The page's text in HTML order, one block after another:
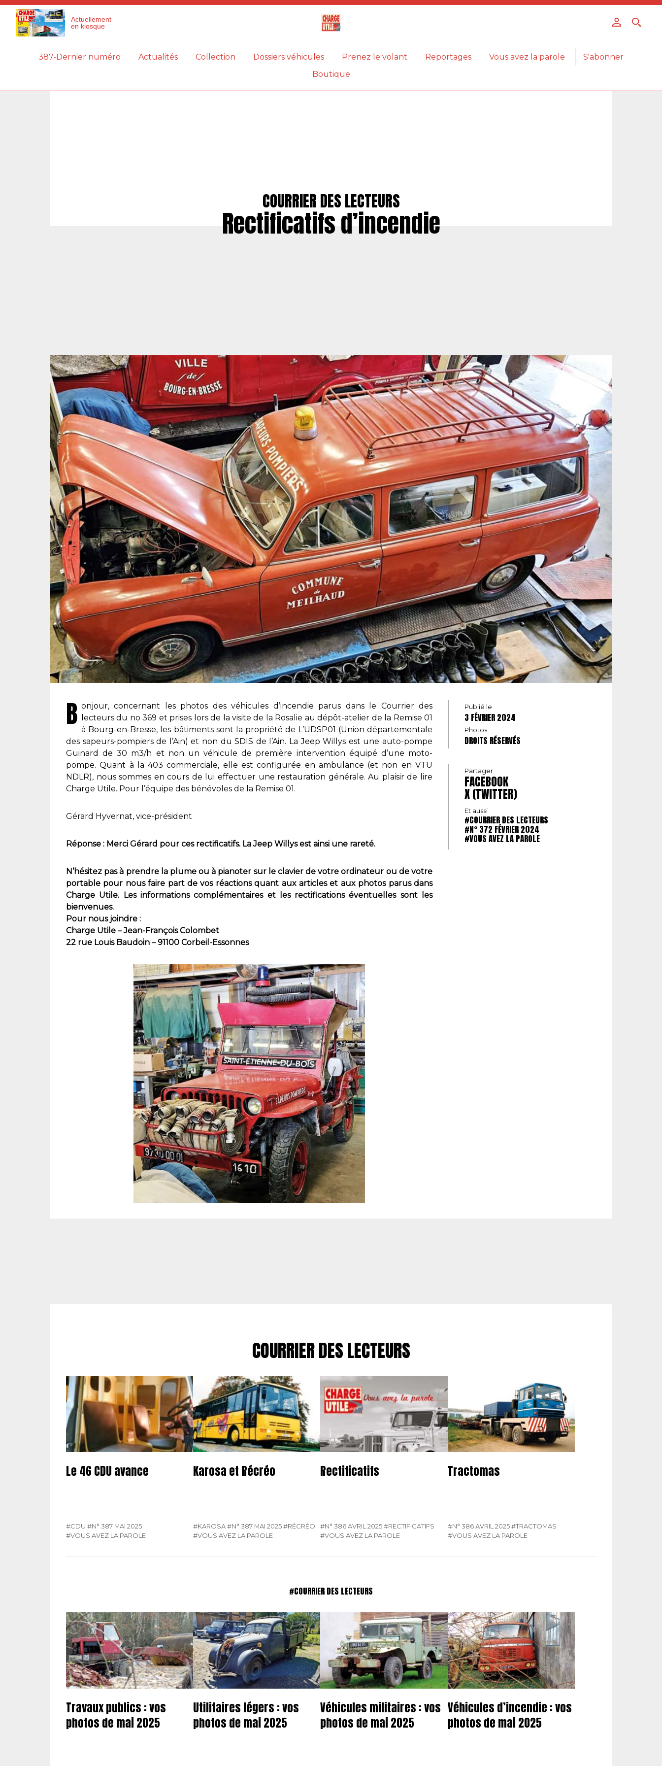
Actuellement
en kiosque
387-Dernier numéro Actualités Collection Dossiers véhicules Prenez le volant Reportages Vous avez la parole
S'abonner
Boutique
COURRIER DES LECTEURS
Rectificatifs d’incendie
B onjour, concernant les photos des véhicules d’incendie parus dans le Courrier des
lecteurs du no 369 et prises lors de la visite de la Rosalie au dépôt-atelier de la Remise 01
à Bourg-en-Bresse, les bâtiments sont la propriété de L’UDSP01 (Union départementale
des sapeurs-pompiers de l’Ain) et non du SDIS de l’Ain. La Jeep Willys est une auto-pompe
Guinard de 30 m3/h et non un véhicule de première intervention équipé d’une moto-
pompe. Quant à la 403 commerciale, elle est configurée en ambulance (et non en VTU
NDLR), nous sommes en cours de lui effectuer une restauration générale. Au plaisir de lire
Charge Utile. Pour l’équipe des bénévoles de la Remise 01.
Gérard Hyvernat, vice-président
Réponse : Merci Gérard pour ces rectificatifs. La Jeep Willys est ainsi une rareté.
N’hésitez pas à prendre la plume ou à pianoter sur le clavier de votre ordinateur ou de votre
portable pour nous faire part de vos réactions quant aux articles et aux photos parus dans
Charge Utile. Les informations complémentaires et les rectifications éventuelles sont les
bienvenues.
Pour nous joindre :
Charge Utile – Jean-François Colombet
22 rue Louis Baudoin – 91100 Corbeil-Essonnes
Publié le
3 FÉVRIER 2024
Photos
DROITS RÉSERVÉS
Partager
FACEBOOK
X (TWITTER)
Et aussi
#COURRIER DES LECTEURS
#N° 372 FÉVRIER 2024
#VOUS AVEZ LA PAROLE
COURRIER DES LECTEURS
Le 46 CDU avance
#CDU #N° 387 MAI 2025
#VOUS AVEZ LA PAROLE
Karosa et Récréo
#KAROSA #N° 387 MAI 2025 #RÉCRÉO
#VOUS AVEZ LA PAROLE
Rectificatifs
#N° 386 AVRIL 2025 #RECTIFICATIFS
#VOUS AVEZ LA PAROLE
Tractomas
#N° 386 AVRIL 2025 #TRACTOMAS
#VOUS AVEZ LA PAROLE
#COURRIER DES LECTEURS
Travaux publics : vos
photos de mai 2025
Utilitaires légers : vos
photos de mai 2025
Véhicules militaires : vos
photos de mai 2025
Véhicules d’incendie : vos
photos de mai 2025
Panneau de gestion des cookies